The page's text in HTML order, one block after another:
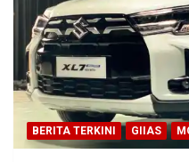
BERITA TERKINI GIIAS